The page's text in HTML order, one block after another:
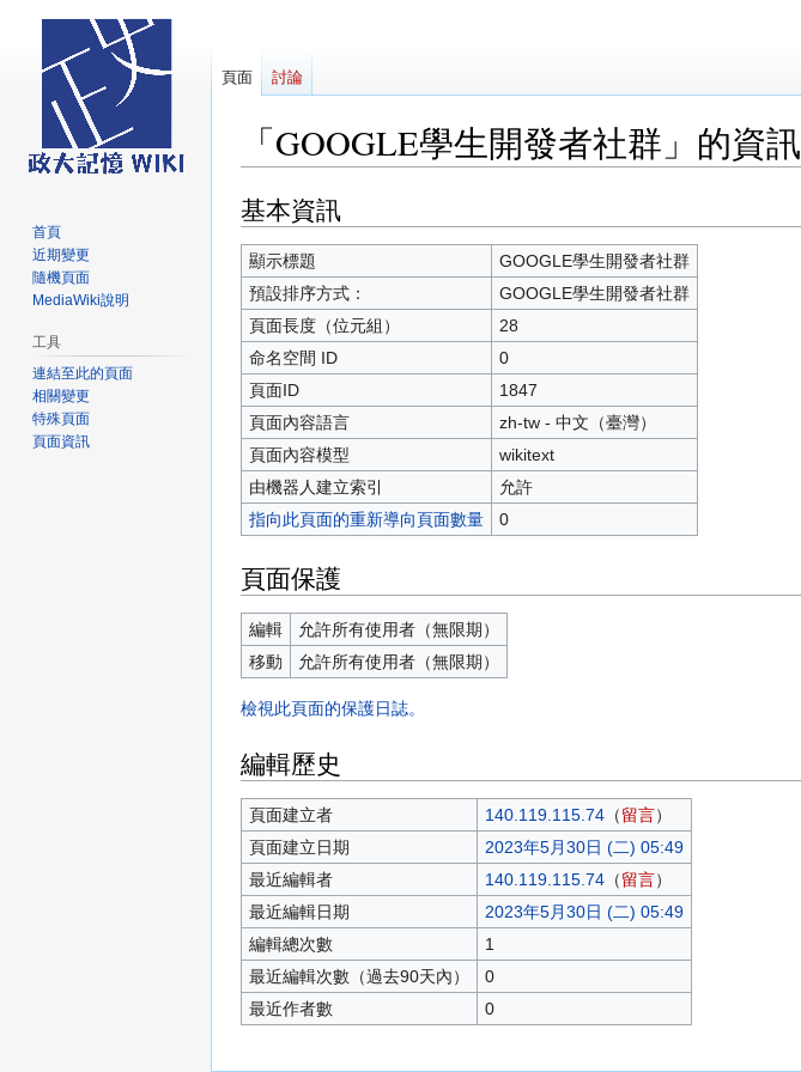
「GOOGLE學生開發者社群」的資訊
跳
至
導
覽
跳
至
搜
尋
基本資訊
顯示標題
GOOGLE學生開發者社群
預設排序方式：
GOOGLE學生開發者社群
頁面長度（位元組）
28
命名空間 ID
0
頁面ID
1847
頁面內容語言
zh-tw - 中文（臺灣）
頁面內容模型
wikitext
由機器人建立索引
允許
指向此頁面的重新導向頁面數量
0
頁面保護
編輯
允許所有使用者（無限期）
移動
允許所有使用者（無限期）
檢視此頁面的保護日誌。
編輯歷史
頁面建立者 140.119.115.74（留言）
頁面建立日期
2023年5月30日 (二) 05:49
最近編輯者
140.119.115.74（留言）
最近編輯日期
2023年5月30日 (二) 05:49
編輯總次數
1
最近編輯次數（過去90天內）
0
最近作者數
0
頁面 討論
首頁
近期變更
隨機頁面
MediaWiki說明
工具
連結至此的頁面
相關變更
特殊頁面
頁面資訊